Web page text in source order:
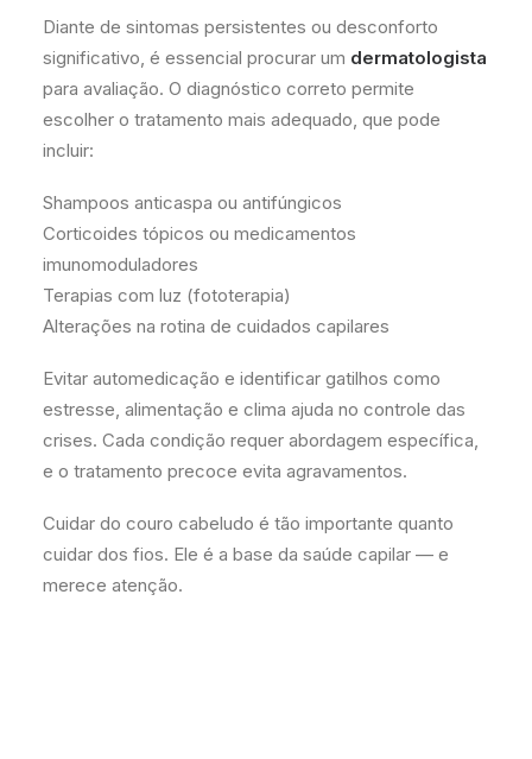
Diante de sintomas persistentes ou desconforto
significativo, é essencial procurar um dermatologista
para avaliação. O diagnóstico correto permite
escolher o tratamento mais adequado, que pode
incluir:
Shampoos anticaspa ou antifúngicos
Corticoides tópicos ou medicamentos
imunomoduladores
Terapias com luz (fototerapia)
Alterações na rotina de cuidados capilares
Evitar automedicação e identificar gatilhos como
estresse, alimentação e clima ajuda no controle das
crises. Cada condição requer abordagem específica,
e o tratamento precoce evita agravamentos.
Cuidar do couro cabeludo é tão importante quanto
cuidar dos fios. Ele é a base da saúde capilar — e
merece atenção.